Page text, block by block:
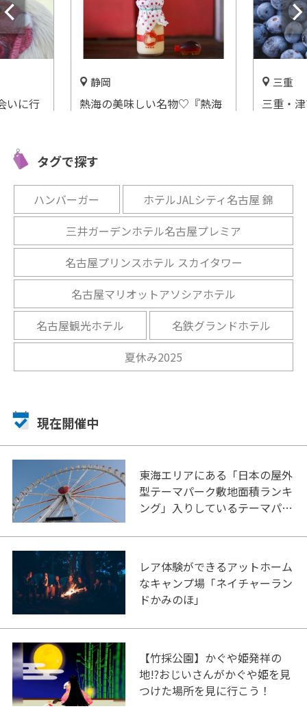
いに行
静岡
熱海の美味しい名物♡『熱海
開催中
三重
三重・
タグで探す
ハンバーガー
ホテルJALシティ名古屋 錦
三井ガーデンホテル名古屋プレミア
名古屋プリンスホテル スカイタワー
名古屋マリオットアソシアホテル
名古屋観光ホテル
名鉄グランドホテル
夏休み2025
現在開催中
東海エリアにある「日本の屋外
型テーマパーク敷地面積ランキ
ング」入りしているテーマパー
レア体験ができるアットホーム
なキャンプ場「ネイチャーラン
ドかみのほ」
【竹採公園】かぐや姫発祥の
地!?おじいさんがかぐや姫を見
つけた場所を見に行こう！